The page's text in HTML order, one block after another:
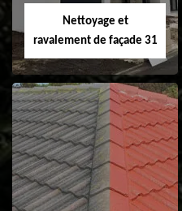
Nettoyage et
ravalement de façade 31
Nettoyage et
ravalement de
façade 31